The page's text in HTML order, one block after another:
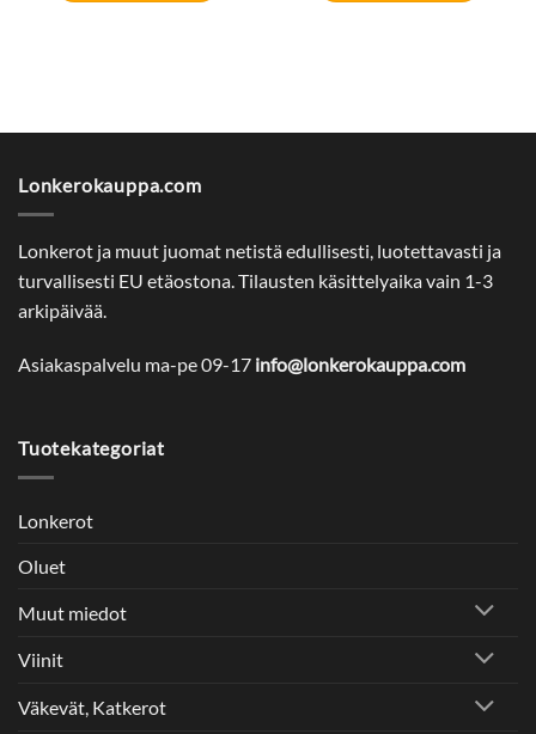
Lonkerokauppa.com
Lonkerot ja muut juomat netistä edullisesti, luotettavasti ja
turvallisesti EU etäostona. Tilausten käsittelyaika vain 1-3
arkipäivää.
Asiakaspalvelu ma-pe 09-17 info@lonkerokauppa.com
Tuotekategoriat
Lonkerot
Oluet
Muut miedot
Viinit
Väkevät, Katkerot